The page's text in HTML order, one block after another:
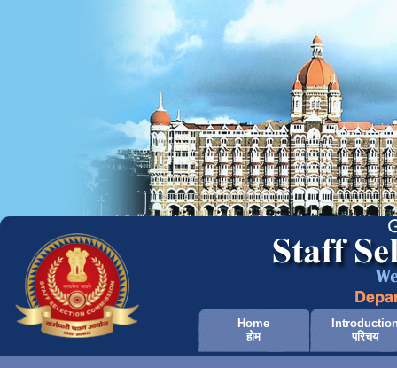
Home
होम
परिचय